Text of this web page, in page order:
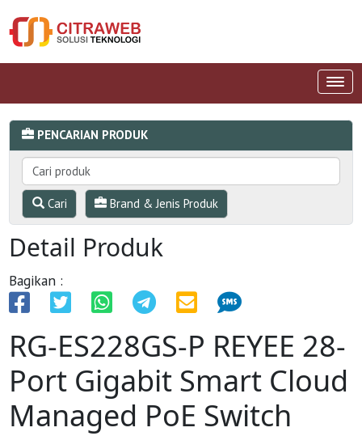
PENCARIAN PRODUK
Cari Brand & Jenis Produk
Detail Produk
Bagikan :
RG-ES228GS-P REYEE 28-
Port Gigabit Smart Cloud
Managed PoE Switch